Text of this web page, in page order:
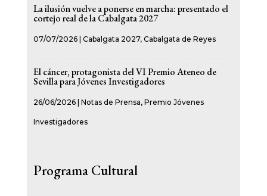
La ilusión vuelve a ponerse en marcha: presentado el
cortejo real de la Cabalgata 2027
07/07/2026| Cabalgata 2027, Cabalgata de Reyes
El cáncer, protagonista del VI Premio Ateneo de
Sevilla para Jóvenes Investigadores
26/06/2026| Notas de Prensa, Premio Jóvenes
Investigadores
Programa Cultural